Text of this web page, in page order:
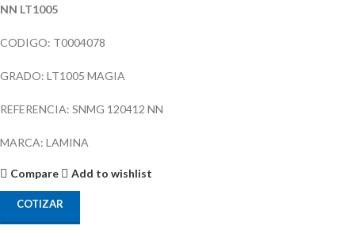
NN LT1005
CODIGO: T0004078
GRADO: LT1005 MAGIA
REFERENCIA: SNMG 120412 NN
MARCA: LAMINA
Compare Add to wishlist
COTIZAR